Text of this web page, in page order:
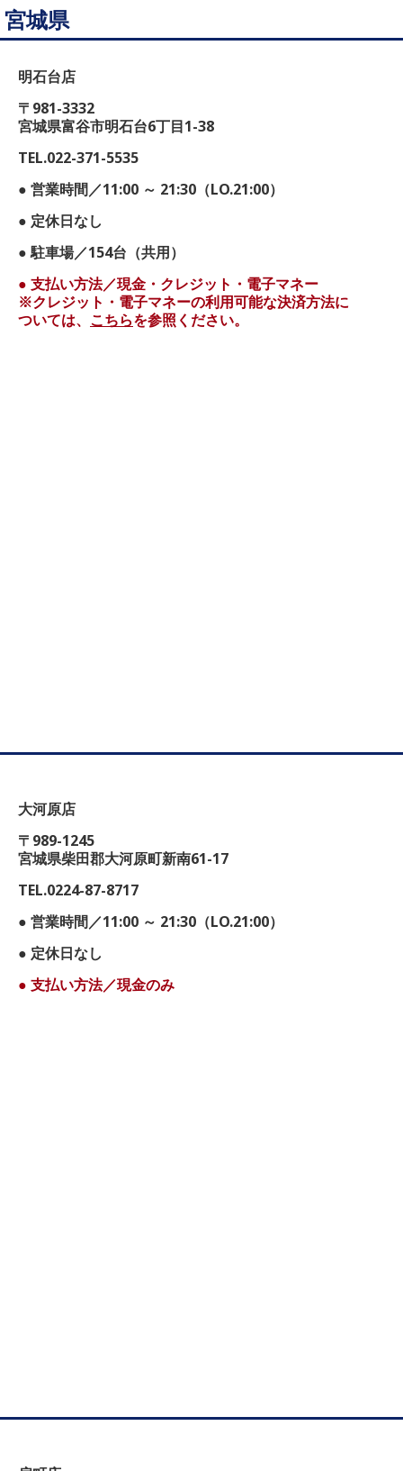
宮城県
明石台店
〒981-3332
宮城県富谷市明石台6丁目1-38
TEL.022-371-5535
● 営業時間／11:00 ～ 21:30（LO.21:00）
● 定休日なし
● 駐車場／154台（共用）
● 支払い方法／現金・クレジット・電子マネー
※クレジット・電子マネーの利用可能な決済方法に
ついては、 こちらを参照ください。
大河原店
〒989-1245
宮城県柴田郡大河原町新南61-17
TEL.0224-87-8717
● 営業時間／11:00 ～ 21:30（LO.21:00）
● 定休日なし
● 支払い方法／現金のみ